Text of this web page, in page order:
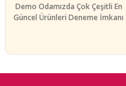
Demo Odamızda Çok Çeşitli En
Güncel Ürünleri Deneme İmkanı